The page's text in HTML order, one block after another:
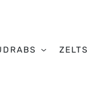
ZELTS